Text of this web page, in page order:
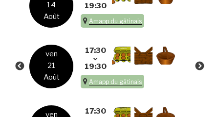
14
Août
19:30
Amapp du gâtinais
ven
21
Août
17:30
19:30
Amapp du gâtinais
ven
17:30